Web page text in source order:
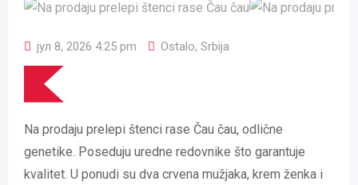
јул 8, 2026 4:25 pm Ostalo, Srbija
Na prodaju prelepi štenci rase Čau čau, odlične
genetike. Poseduju uredne redovnike što garantuje
kvalitet. U ponudi su dva crvena mužjaka, krem ženka i